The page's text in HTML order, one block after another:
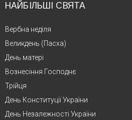
НАЙБІЛЬШІ СВЯТА
Вербна неділя
Великдень (Пасха)
День матері
Вознесіння Господнє
Трійця
День Конституції України
День Незалежності України